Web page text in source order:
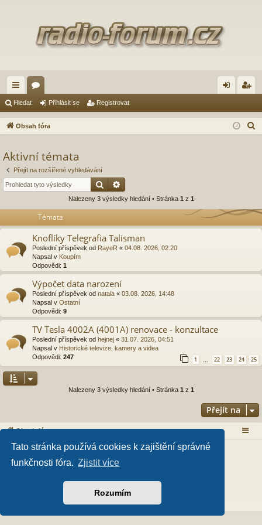
Tato stránka používá cookies k zajištění správné
funkčnosti fóra. Zjistit více
Rozumím
yc
hl
od
ka
zy
a lá ist
Hledat Přihlásit se Registrovat
Obsah fóra
Aktivní témata
Přejít na rozšířené vyhledávání
Hledat
Nalezeny 3 výsledky hledání • Stránka 1 z 1
Témata
Knoflíky Telegrafia Talisman
Poslední příspěvek od RayeR « 04.08. 2026, 02:20
Napsal v Koupím
Odpovědi: 1
Výpočet data narození
Poslední příspěvek od natala « 03.08. 2026, 14:48
Napsal v Ostatní
Odpovědi: 9
TV Tesla 4002A (4001A) renovace - konzultace
Poslední příspěvek od hejnej « 31.07. 2026, 04:51
Napsal v Historické televize, kamery a videa
Odpovědi: 247 1 … 22 23 24 25
Nalezeny 3 výsledky hledání • Stránka 1 z 1
Přejít na
Obsah fóra
Založeno naphpBB® Forum Software © phpBB Limited
Style odArty- Aktualizovat phpBB 3.2 od MrGaby
PRIVACY_LINK|TERMS_LINK